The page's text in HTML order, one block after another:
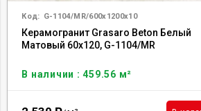
Код: G-1104/MR/600x1200x10
Керамогранит Grasaro Beton Белый
Матовый 60x120, G-1104/MR
В наличии : 459.56 м²